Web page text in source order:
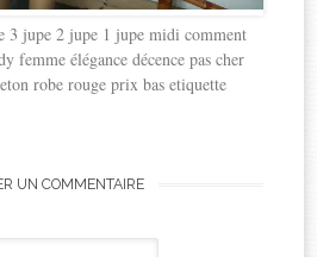
3 jupe 2 jupe 1 jupe midi comment
femme élégance décence pas cher
robe rouge prix bas etiquette
UN COMMENTAIRE